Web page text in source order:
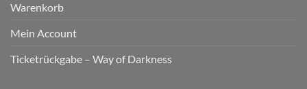
Warenkorb
Mein Account
Ticketrückgabe – Way of Darkness